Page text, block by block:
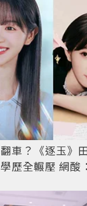
車？《逐玉》
歷全輾壓 網酸